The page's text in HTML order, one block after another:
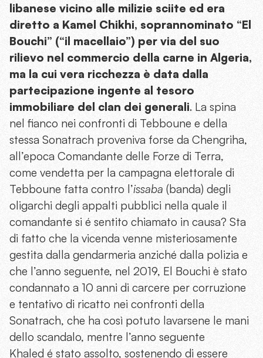
libanese vicino alle milizie sciite ed era
diretto a Kamel Chikhi, soprannominato “El
Bouchi” (“il macellaio”) per via del suo
rilievo nel commercio della carne in Algeria,
ma la cui vera ricchezza è data dalla
partecipazione ingente al tesoro
immobiliare del clan dei generali. La spina
nel fianco nei confronti di Tebboune e della
stessa Sonatrach proveniva forse da Chengriha,
all’epoca Comandante delle Forze di Terra,
come vendetta per la campagna elettorale di
Tebboune fatta contro l’issaba (banda) degli
oligarchi degli appalti pubblici nella quale il
comandante si é sentito chiamato in causa? Sta
di fatto che la vicenda venne misteriosamente
gestita dalla gendarmeria anziché dalla polizia e
che l’anno seguente, nel 2019, El Bouchi è stato
condannato a 10 anni di carcere per corruzione
e tentativo di ricatto nei confronti della
Sonatrach, che ha così potuto lavarsene le mani
dello scandalo, mentre l’anno seguente
Khaled é stato assolto, sostenendo di essere